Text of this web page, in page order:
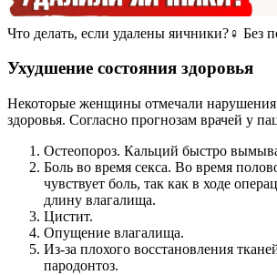
Что делать, если удалены яичники?‍♀️ Без
Ухудшение состояния здоровья
Некоторые женщины отмечали нарушения
здоровья. Согласно прогнозам врачей у
Остеопороз. Кальций быстро
Боль во время секса. Во время
чувствует боль, так как в ходе
длину влагалища.
Цистит.
Опущение влагалища.
Из-за плохого восстановления
пародонтоз.